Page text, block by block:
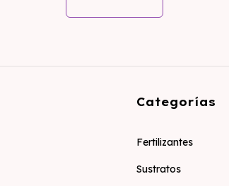
Categorías
Fertilizantes
Sustratos